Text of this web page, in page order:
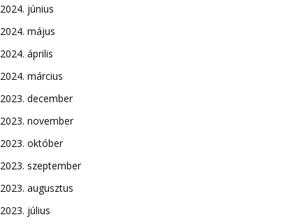
2024. június
2024. május
2024. április
2024. március
2023. december
2023. november
2023. október
2023. szeptember
2023. augusztus
2023. július